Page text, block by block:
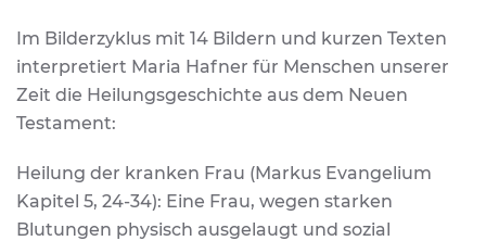
Im Bilderzyklus mit 14 Bildern und kurzen Texten
interpretiert Maria Hafner für Menschen unserer
Zeit die Heilungsgeschichte aus dem Neuen
Testament:
Heilung der kranken Frau (Markus Evangelium
Kapitel 5, 24-34): Eine Frau, wegen starken
Blutungen physisch ausgelaugt und sozial